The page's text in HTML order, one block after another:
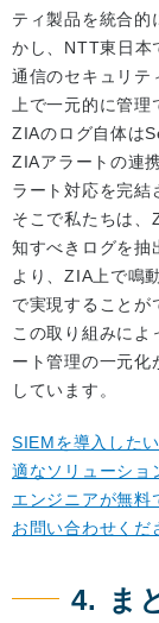
ティ製品を統合的
かし、NTT東日本
通信のセキュリテ
上で一元的に管
ZIAのログ自体は
ZIAアラートの連
ラート対応を完結
そこで私たちは、
知すべきログを抽
より、ZIA上で鳴
で実現することが
この取り組みによ
ート管理の一元化
しています。
SIEMを導入した
適なソリューショ
エンジニアが無料
お問い合わせくだ
4. ま